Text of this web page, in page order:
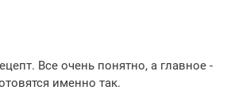
Все очень понятно, а главное -
именно так.